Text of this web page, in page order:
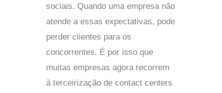
sociais. Quando uma empresa não
atende a essas expectativas, pode
perder clientes para os
concorrentes. É por isso que
muitas empresas agora recorrem
à terceirização de contact centers